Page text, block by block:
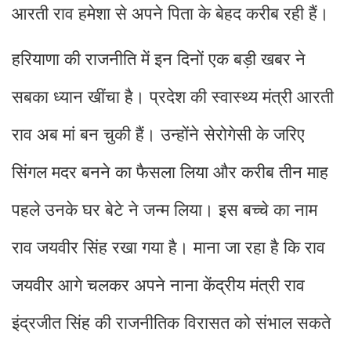
आरती राव हमेशा से अपने पिता के बेहद करीब रही हैं।
हरियाणा की राजनीति में इन दिनों एक बड़ी खबर ने
सबका ध्यान खींचा है। प्रदेश की स्वास्थ्य मंत्री आरती
राव अब मां बन चुकी हैं। उन्होंने सेरोगेसी के जरिए
सिंगल मदर बनने का फैसला लिया और करीब तीन माह
पहले उनके घर बेटे ने जन्म लिया। इस बच्चे का नाम
राव जयवीर सिंह रखा गया है। माना जा रहा है कि राव
जयवीर आगे चलकर अपने नाना केंद्रीय मंत्री राव
इंद्रजीत सिंह की राजनीतिक विरासत को संभाल सकते